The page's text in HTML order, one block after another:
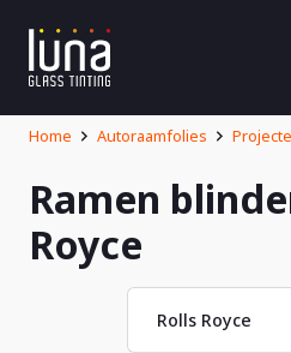
Home Autoraamfolies
Ramen
Royce